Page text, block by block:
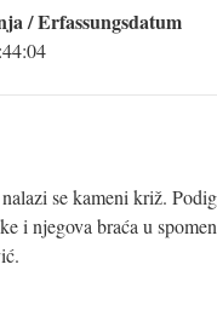
/ Erfassungsdatum
se kameni križ.
i njegova braća u